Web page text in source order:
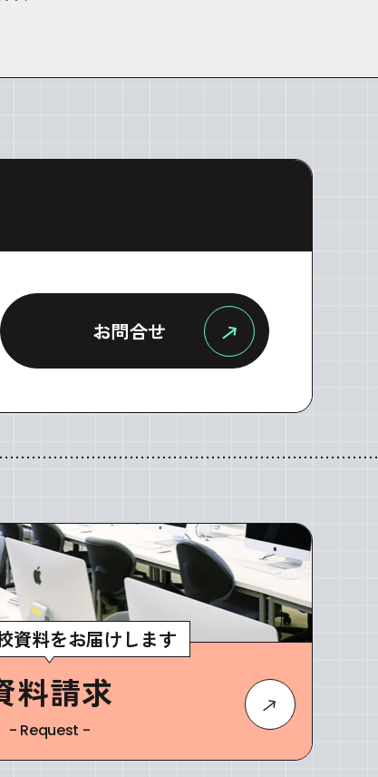
お問合せ
資料をお届けします
料請求
- Request -